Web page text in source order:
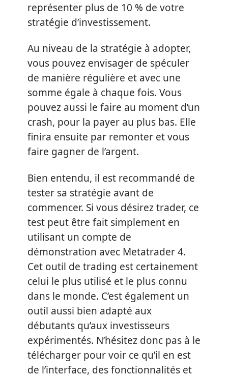
représenter plus de 10 % de votre
stratégie d’investissement.
Au niveau de la stratégie à adopter,
vous pouvez envisager de spéculer
de manière régulière et avec une
somme égale à chaque fois. Vous
pouvez aussi le faire au moment d’un
crash, pour la payer au plus bas. Elle
finira ensuite par remonter et vous
faire gagner de l’argent.
Bien entendu, il est recommandé de
tester sa stratégie avant de
commencer. Si vous désirez trader, ce
test peut être fait simplement en
utilisant un compte de
démonstration avec Metatrader 4.
Cet outil de trading est certainement
celui le plus utilisé et le plus connu
dans le monde. C’est également un
outil aussi bien adapté aux
débutants qu’aux investisseurs
expérimentés. N’hésitez donc pas à le
télécharger pour voir ce qu’il en est
de l’interface, des fonctionnalités et